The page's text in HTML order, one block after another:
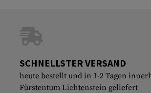
SCHNELLSTER VERSAND
heute bestellt und in 1-2 Tagen
Fürstentum Lichtenstein geliefert